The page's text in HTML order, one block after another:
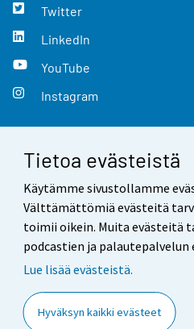
Tietoa evästeistä
Käytämme sivustollamme
Välttämättömiä evästeitä
toimii oikein. Muita evästeitä
podcastien ja palautepalvelun
Lue lisää evästeistä.
Hyväksyn kaikki evästeet
Twitter
LinkedIn
YouTube
Instagram
Yhteystiedot
Palaute
Käyttöehdot
Saavutettavuus
Tietoa sivustosta